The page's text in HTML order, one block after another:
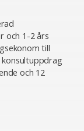
och 1-2 års
till
och 12